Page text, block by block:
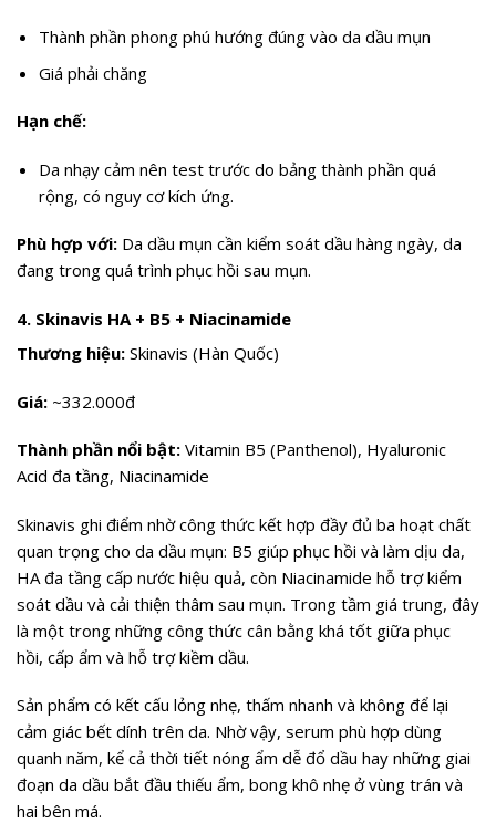
Thành phần phong phú hướng đúng vào da dầu mụn
Giá phải chăng
Hạn chế:
Da nhạy cảm nên test trước do bảng thành phần quá
rộng, có nguy cơ kích ứng.
Phù hợp với: Da dầu mụn cần kiểm soát dầu hàng ngày, da
đang trong quá trình phục hồi sau mụn.
4. Skinavis HA + B5 + Niacinamide
Thương hiệu: Skinavis (Hàn Quốc)
Giá: ~332.000đ
Thành phần nổi bật: Vitamin B5 (Panthenol), Hyaluronic
Acid đa tầng, Niacinamide
Skinavis ghi điểm nhờ công thức kết hợp đầy đủ ba hoạt chất
quan trọng cho da dầu mụn: B5 giúp phục hồi và làm dịu da,
HA đa tầng cấp nước hiệu quả, còn Niacinamide hỗ trợ kiểm
soát dầu và cải thiện thâm sau mụn. Trong tầm giá trung, đây
là một trong những công thức cân bằng khá tốt giữa phục
hồi, cấp ẩm và hỗ trợ kiềm dầu.
Sản phẩm có kết cấu lỏng nhẹ, thấm nhanh và không để lại
cảm giác bết dính trên da. Nhờ vậy, serum phù hợp dùng
quanh năm, kể cả thời tiết nóng ẩm dễ đổ dầu hay những giai
đoạn da dầu bắt đầu thiếu ẩm, bong khô nhẹ ở vùng trán và
hai bên má.